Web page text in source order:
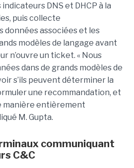
DNS et DHCP à la
puis collecte
données associées et les
modèles de langage avant
n’ouvre un ticket. « Nous
dans de grands modèles de
s’ils peuvent déterminer la
une recommandation, et
manière entièrement
M. Gupta.
communiquant
C&C